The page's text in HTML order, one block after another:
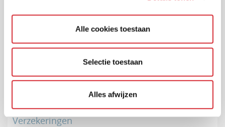
Alle cookies toestaan
Selectie toestaan
Alles afwijzen
Verzekeringen